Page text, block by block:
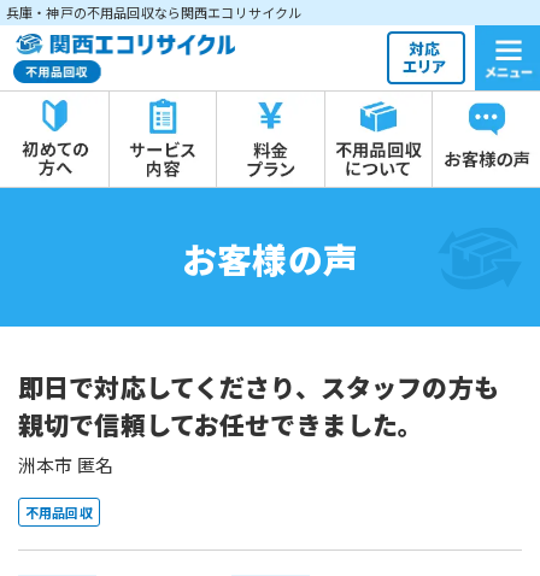
兵庫・神戸の不用品回収なら関西エコリサイクル
お客様の声
即日で対応してくださり、スタッフの方も
親切で信頼してお任せできました。
洲本市 匿名
不用品回収